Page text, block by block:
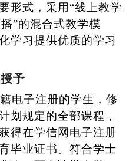
形式，采用“线上教学
”的混合式教学模
学习提供优质的学习
予
电子注册的学生，修
划规定的全部课程，
得在学信网电子注册
毕业证书。符合学士